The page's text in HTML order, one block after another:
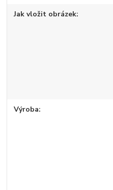
Jak vložit obrázek
Výroba